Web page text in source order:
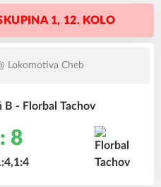
1, 12. KOLO
Lokomotiva Cheb
B - Florbal Tachov
8